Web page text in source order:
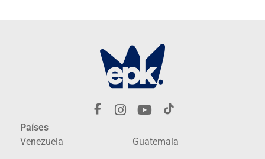
Países
Venezuela
Guatemala